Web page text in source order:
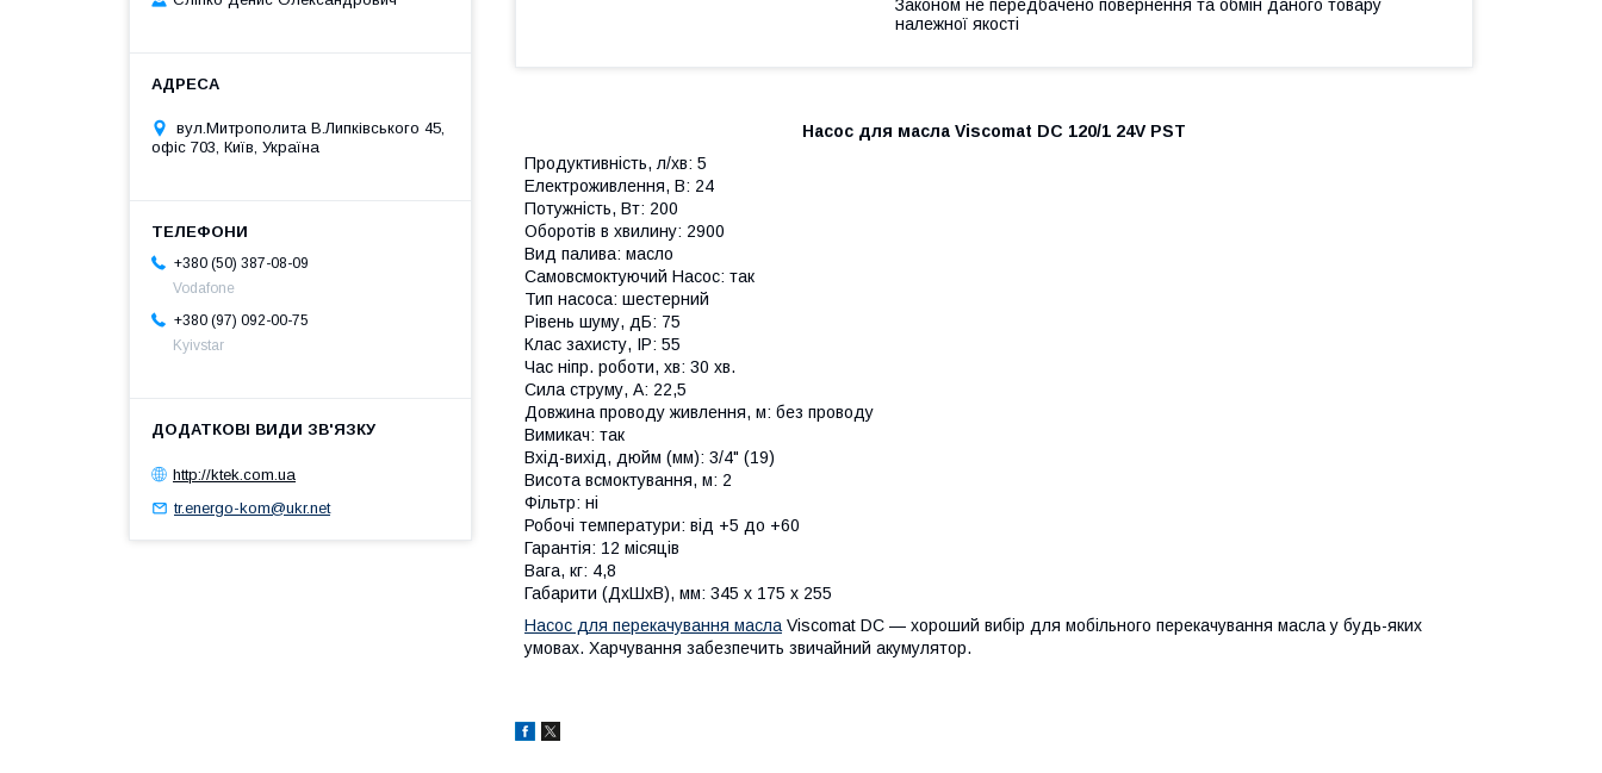
Законом не передбачено повернення та обмін даного товару
належної якості
Насос для масла Viscomat DC 120/1 24V PST
Продуктивність, л/хв: 5
Електроживлення, В: 24
Потужність, Вт: 200
Оборотів в хвилину: 2900
Вид палива: масло
Самовсмоктуючий Насос: так
Тип насоса: шестерний
Рівень шуму, дБ: 75
Клас захисту, IP: 55
Час ніпр. роботи, хв: 30 хв.
Сила струму, А: 22,5
Довжина проводу живлення, м: без проводу
Вимикач: так
Вхід-вихід, дюйм (мм): 3/4" (19)
Висота всмоктування, м: 2
Фільтр: ні
Робочі температури: від +5 до +60
Гарантія: 12 місяців
Вага, кг: 4,8
Габарити (ДхШхВ), мм: 345 х 175 х 255
Насос для перекачування масла Viscomat DC — хороший вибір для мобільного перекачування масла у будь-яких
умовах. Харчування забезпечить звичайний акумулятор.
вул.Митрополита В.Липківського 45,
офіс 703, Київ, Україна
+380 (50) 387-08-09
Vodafone
+380 (97) 092-00-75
Kyivstar
http://ktek.com.ua
tr.energo-kom@ukr.net